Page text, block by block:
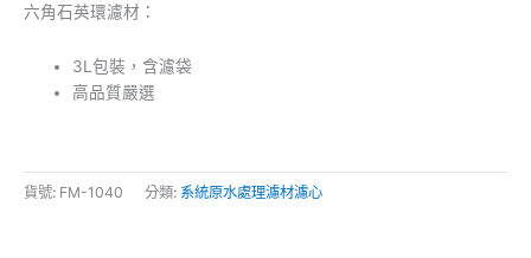
六角石英環濾材：
3L包裝，含濾袋
高品質嚴選
貨號: FM-1040 分類: 系統原水處理濾材濾心